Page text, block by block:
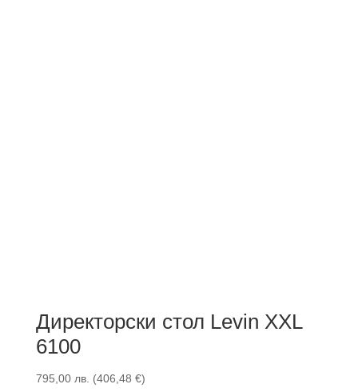
Директорски стол Levin XXL
6100
795,00 лв. (406,48 €)